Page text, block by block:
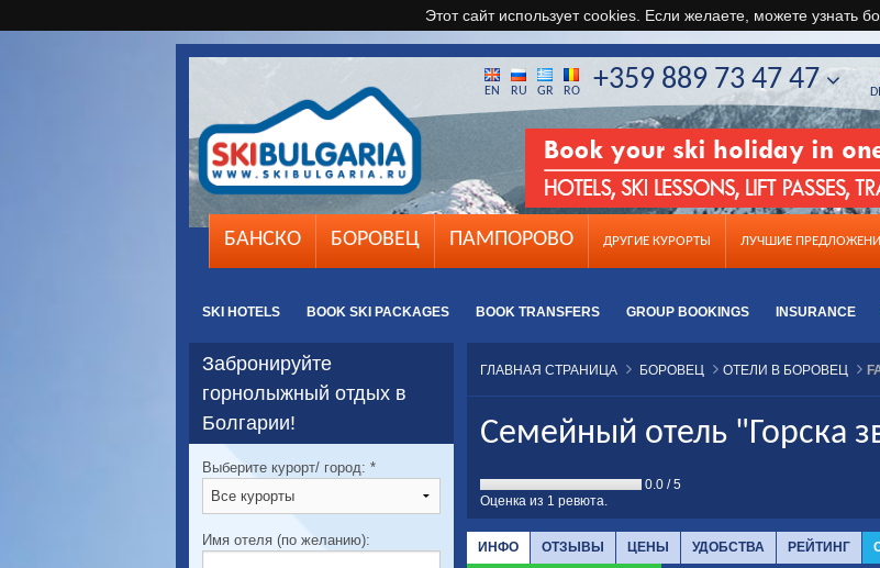
Этот сайт использует cookies. Если желаете, можете узнать
БАНСКО БОРОВЕЦ ПАМПОРОВО ДРУГИЕ КУРОРТЫ ЛУЧШИЕ
SKI HOTELS BOOK SKI PACKAGES BOOK TRANSFERS GROUP BOOKINGS INSURANCE
EN RU GR RO +359 889 73 47 47
ГЛАВНАЯ СТРАНИЦА БОРОВЕЦ ОТЕЛИ В БОРОВЕЦ
Семейный отель "Горска
0.0 / 5
Оценка из 1 ревюта.
ИНФО ОТЗЫВЫ ЦЕНЫ УДОБСТВА РЕЙТИНГ
Забронируйте
горнолыжный отдых в
Болгарии!
Выберите курорт/ город: *
Имя отеля (по желанию):